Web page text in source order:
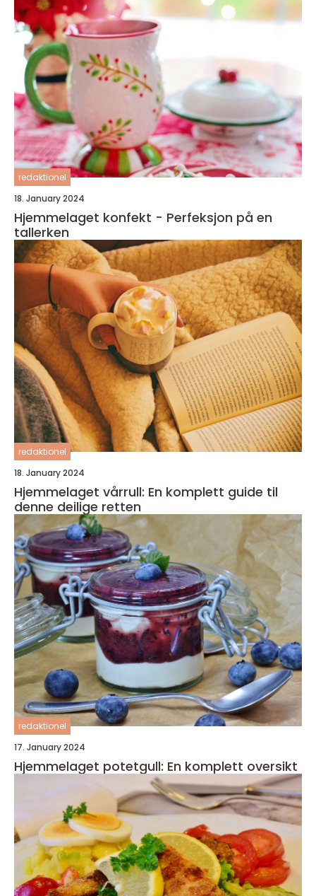
redaktionel
18. January 2024
Hjemmelaget konfekt - Perfeksjon på en
tallerken
redaktionel
18. January 2024
Hjemmelaget vårrull: En komplett guide til
denne deilige retten
redaktionel
17. January 2024
Hjemmelaget potetgull: En komplett oversikt